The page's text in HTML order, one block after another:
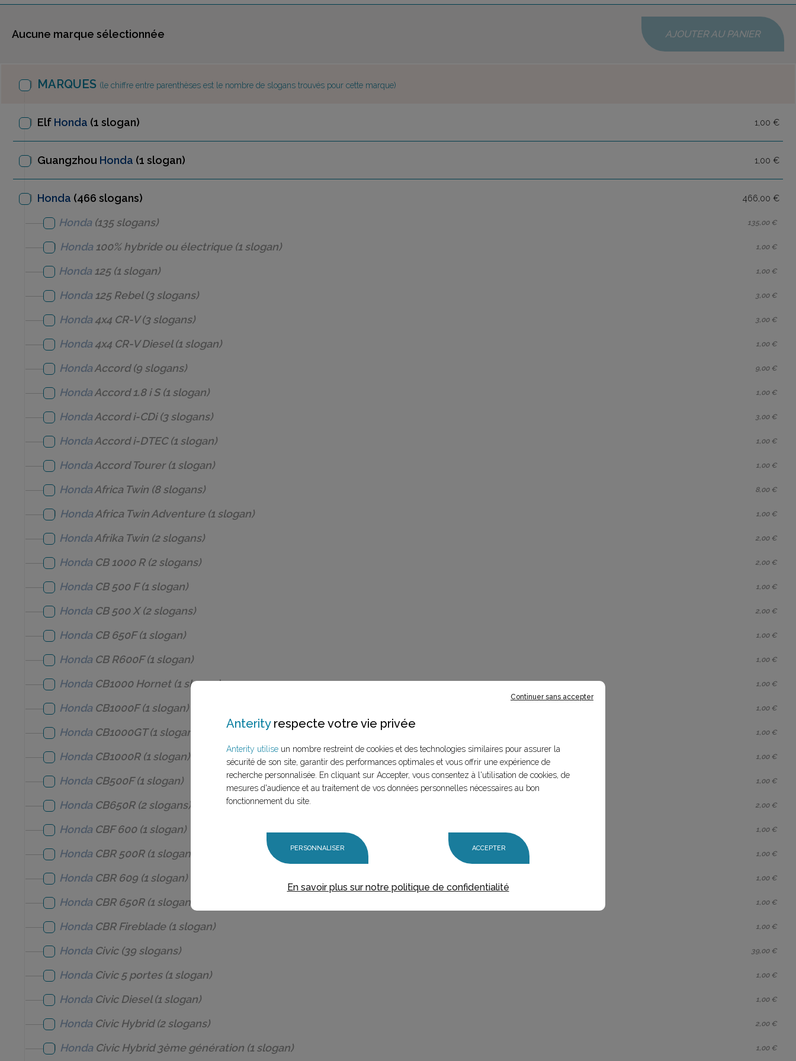
Aucune marque sélectionnée AJOUTER AU PANIER
MARQUES (le chiffre entre parenthèses est le nombre de slogans trouvés pour cette marque)
Elf Honda (1 slogan) 1,00 €
Guangzhou Honda (1 slogan) 1,00 €
Honda (466 slogans) 466,00 €
Honda (135 slogans) 135,00 €
Honda 100% hybride ou électrique(1 slogan) 1,00 €
Honda 125(1 slogan) 1,00 €
Honda 125 Rebel(3 slogans) 3,00 €
Honda 4x4 CR-V(3 slogans) 3,00 €
Honda 4x4 CR-V Diesel(1 slogan) 1,00 €
Honda Accord(9 slogans) 9,00 €
HondaAccord 1.8 i S(1 slogan) 1,00 €
HondaAccord i-CDi(3 slogans) 3,00 €
HondaAccord i-DTEC(1 slogan) 1,00 €
HondaAccord Tourer(1 slogan) 1,00 €
HondaAfrica Twin (8 slogans) 8,00 €
Honda Africa Twin Adventure(1 slogan) 1,00 €
HondaAfrika Twin (2 slogans) 2,00 €
Honda CB 1000 R(2 slogans) 2,00 €
Honda CB 500 F(1 slogan) 1,00 €
Honda CB 500 X(2 slogans) 2,00 €
Honda CB 650F(1 slogan) 1,00 €
Honda CB R600F(1 slogan) 1,00 €
Honda CB1000 Hornet(1 slogan) 1,00 €
Honda CB1000F(1 slogan) 1,00 €
Honda CB1000GT(1 slogan) 1,00 €
Honda CB1000R(1 slogan) 1,00 €
Honda CB500F(1 slogan) 1,00 €
Honda CB650R(2 slogans) 2,00 €
Honda CBF 600(1 slogan) 1,00 €
Honda CBR 500R(1 slogan) 1,00 €
Honda CBR 609(1 slogan) 1,00 €
Honda CBR 650R(1 slogan) 1,00 €
Honda CBR Fireblade(1 slogan) 1,00 €
Honda Civic(39 slogans) 39,00 €
Honda Civic 5 portes(1 slogan) 1,00 €
Honda Civic Diesel(1 slogan) 1,00 €
Honda Civic Hybrid(2 slogans) 2,00 €
Honda Civic Hybrid 3ème génération (1 slogan) 1,00 €
Continuer sans accepter
Anterityrespecte votre vie privée
Anterity utilise un nombre restreint de cookies et des technologies similaires pour assurer la
sécurité de son site, garantir des performances optimales et vous offrir une expérience de
recherche personnalisée. En cliquant sur Accepter, vous consentez à l'utilisation de cookies, de
mesures d'audience et au traitement de vos données personnelles nécessaires au bon
fonctionnement du site.
PERSONNALISER ACCEPTER
En savoir plus sur notre politique de confidentialité